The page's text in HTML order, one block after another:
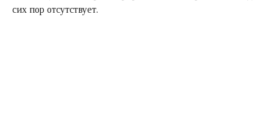
сих пор отсутствует.